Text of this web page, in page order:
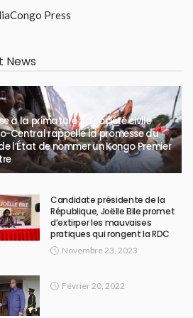
News
à la primature : la société civile
Central rappelle la promesse du
l’État de nommer un Kongo Premier
Candidate présidente de la
République, Joëlle Bile promet
d’extirper les mauvaises
pratiques qui rongent la RDC
Novembre 23, 2023
Février 20, 2022